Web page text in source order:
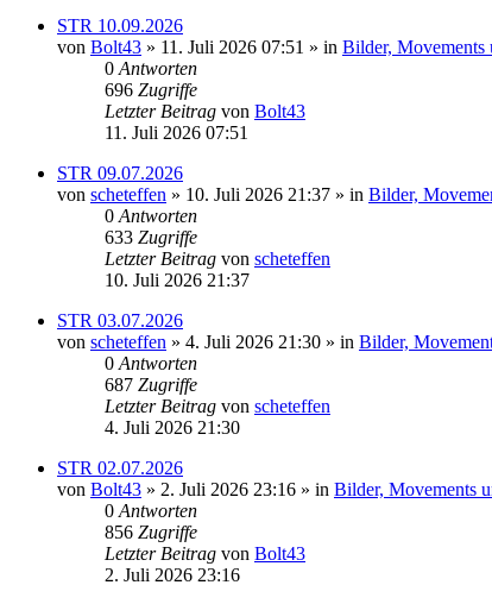
STR 10.09.2026
von Bolt43 » 11. Juli 2026 07:51 » in Bilder, Movements
0 Antworten
696 Zugriffe
Letzter Beitrag von Bolt43
11. Juli 2026 07:51
STR 09.07.2026
von scheteffen » 10. Juli 2026 21:37 » in Bilder,
0 Antworten
633 Zugriffe
Letzter Beitrag von scheteffen
10. Juli 2026 21:37
STR 03.07.2026
von scheteffen » 4. Juli 2026 21:30 » in Bilder,
0 Antworten
687 Zugriffe
Letzter Beitrag von scheteffen
4. Juli 2026 21:30
STR 02.07.2026
von Bolt43 » 2. Juli 2026 23:16 » in Bilder, Movements
0 Antworten
856 Zugriffe
Letzter Beitrag von Bolt43
2. Juli 2026 23:16